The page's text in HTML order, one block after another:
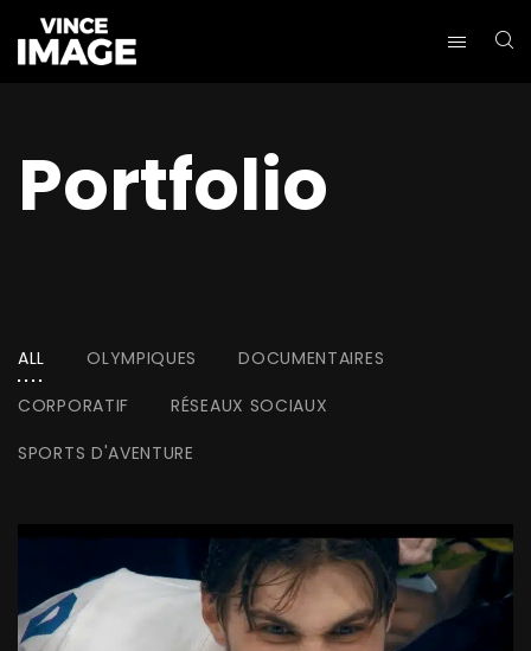
Portfolio
ALL OLYMPIQUES
DOCUMENTAIRES
CORPORATIF
RÉSEAUX SOCIAUX
SPORTS D'AVENTURE